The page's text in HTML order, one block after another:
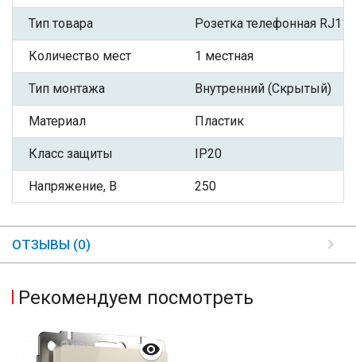
Тип товара Розетка телефонная RJ11
Количество мест 1 местная
Тип монтажа Внутренний (Скрытый)
Материал Пластик
Класс защиты IP20
Напряжение, В 250
ОТЗЫВЫ (0)
Рекомендуем посмотреть